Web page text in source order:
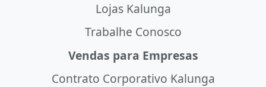
Lojas Kalunga
Trabalhe Conosco
Vendas para Empresas
Contrato Corporativo Kalunga